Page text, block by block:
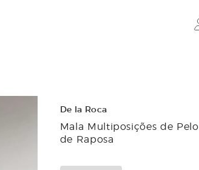
De la Roca
Mala Multiposições de Pelo
de Raposa